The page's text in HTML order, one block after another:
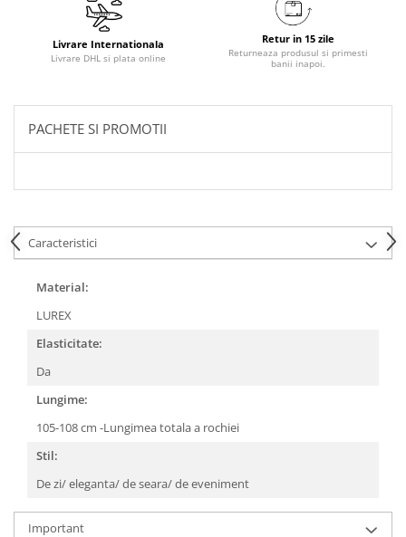
Livrare Internationala
Livrare DHL si plata online
Retur in 15 zile
Returneaza produsul si primesti
banii inapoi.
PACHETE SI PROMOTII
Caracteristici
Material:
LUREX
Elasticitate:
Da
Lungime:
105-108 cm -Lungimea totala a rochiei
Stil:
De zi/ eleganta/ de seara/ de eveniment
Important